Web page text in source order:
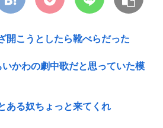
開こうとしたら靴べらだった
かわの劇中歌だと思っていた模
ある奴ちょっと来てくれ